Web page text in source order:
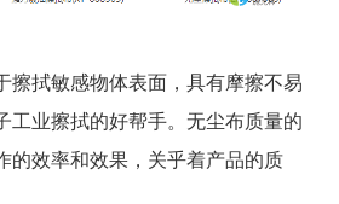
拭敏感物体表面，具有摩擦不易
工业擦拭的好帮手。无尘布质量的
的效率和效果，关乎着产品的质